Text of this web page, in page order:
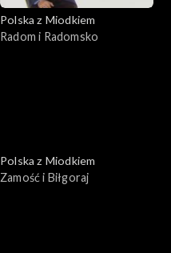
Polska z Miodkiem
Radom i Radomsko
Polska z Miodkiem
Zamość i Biłgoraj